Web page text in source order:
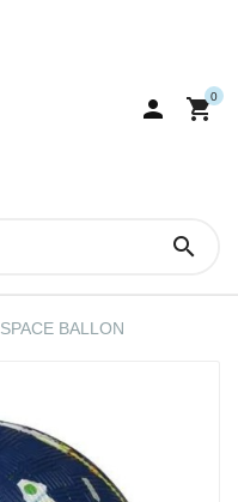
 0

SPACE BALLON